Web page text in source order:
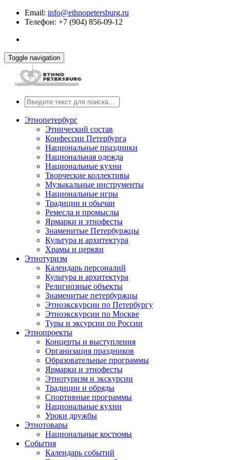
Email: info@ethnopetersburg.ru
Телефон: +7 (904) 856-09-12
Toggle navigation
Этнопетербург
Этнический состав
Конфессии Петербурга
Национальные праздники
Национальная одежда
Национальные кухни
Творческие коллективы
Музыкальные инструменты
Национальные игры
Традиции и обычаи
Ремесла и промыслы
Ярмарки и этнофесты
Знаменитые Петербуржцы
Культура и архитектура
Храмы и церкви
Этнотуризм
Календарь персоналий
Культура и архитектура
Религиозные объекты
Знаменитые петербуржцы
Этноэкскурсии по Петербургу
Этноэкскурсии по Москве
Туры и эксурсии по России
Этнопроекты
Концерты и выступления
Организация праздников
Образовательные программы
Ярмарки и этнофесты
Этнотуризм и экскурсии
Традиции и обряды
Спортивные программы
Национальные кухни
Уроки дружбы
Этнотовары
Национальные костюмы
События
Календарь событий